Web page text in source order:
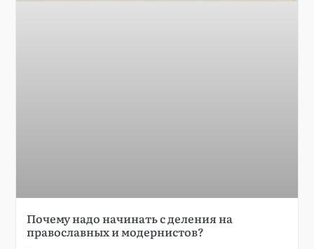
Почему надо начинать с деления на
православных и модернистов?